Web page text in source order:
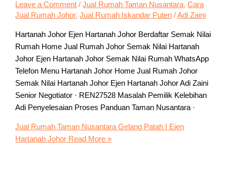
Leave a Comment /Jual Rumah Taman Nusantara,Cara
Jual Rumah Johor,Jual Rumah Iskandar Puteri /Adi Zaini
Hartanah Johor Ejen Hartanah Johor Berdaftar Semak Nilai
Rumah Home Jual Rumah Johor Semak Nilai Hartanah
Johor Ejen Hartanah Johor Semak Nilai Rumah WhatsApp
Telefon Menu Hartanah Johor Home Jual Rumah Johor
Semak Nilai Hartanah Johor Ejen Hartanah Johor Adi Zaini
Senior Negotiator · REN27528 Masalah Pemilik Kelebihan
Adi Penyelesaian Proses Panduan Taman Nusantara ·
Jual Rumah Taman Nusantara Gelang Patah | Ejen
Hartanah Johor Read More »